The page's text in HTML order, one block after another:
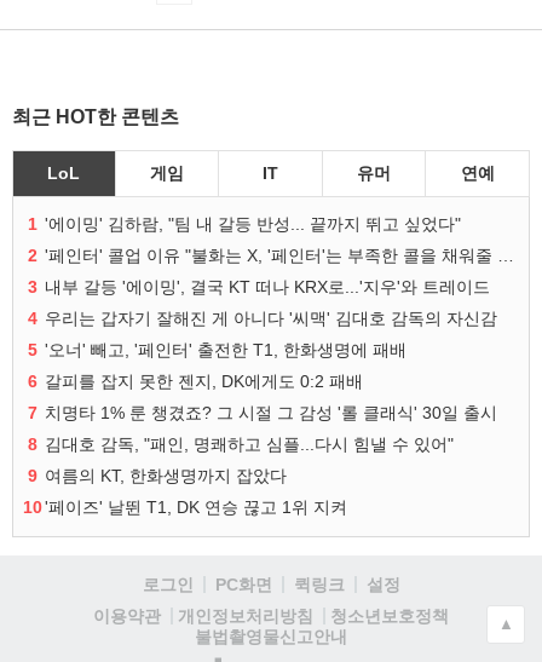
최근 HOT한 콘텐츠
LoL 게임 IT 유머 연예
1 '에이밍' 김하람, "팀 내 갈등 반성... 끝까지 뛰고 싶었다"
2
3 내부 갈등 '에이밍', 결국 KT 떠나 KRX로...'지우'와 트레이드
4 우리는 갑자기 잘해진 게 아니다 '씨맥' 김대호 감독의 자신감
5 '오너' 빼고, '페인터' 출전한 T1, 한화생명에 패배
6 갈피를 잡지 못한 젠지, DK에게도 0:2 패배
7 치명타 1% 룬 챙겼죠? 그 시절 그 감성 '롤 클래식' 30일 출시
8 김대호 감독, "패인, 명쾌하고 심플...다시 힘낼 수 있어"
9 여름의 KT, 한화생명까지 잡았다
10'페이즈' 날뛴 T1, DK 연승 끊고 1위 지켜
로그인 PC화면 퀵링크
설정
이용약관
개인정보처리방침
청소년보호정책
불법촬영물신고안내
▲